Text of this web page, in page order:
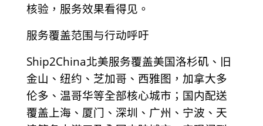
核验，服务效果看得见。
服务覆盖范围与行动呼吁
Ship2China北美服务覆盖美国洛杉矶、旧
金山、纽约、芝加哥、西雅图，加拿大多
伦多、温哥华等全部核心城市；国内配送
覆盖上海、厦门、深圳、广州、宁波、天